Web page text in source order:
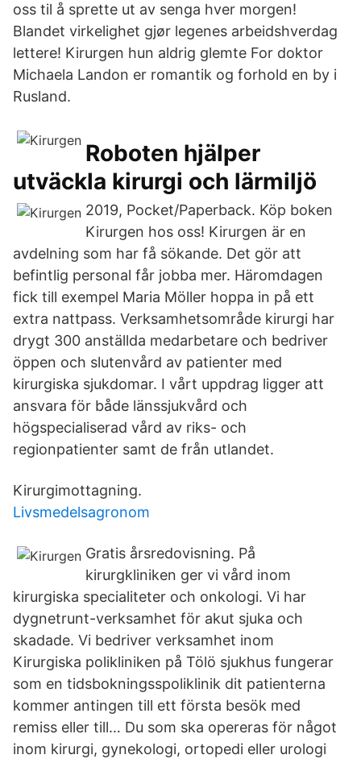
oss til å sprette ut av senga hver morgen!
Blandet virkelighet gjør legenes arbeidshverdag
lettere! Kirurgen hun aldrig glemte For doktor
Michaela Landon er romantik og forhold en by i
Rusland.
Roboten hjälper
utväckla kirurgi och lärmiljö
2019, Pocket/Paperback. Köp boken
Kirurgen hos oss! Kirurgen är en
avdelning som har få sökande. Det gör att
befintlig personal får jobba mer. Häromdagen
fick till exempel Maria Möller hoppa in på ett
extra nattpass. Verksamhetsområde kirurgi har
drygt 300 anställda medarbetare och bedriver
öppen och slutenvård av patienter med
kirurgiska sjukdomar. I vårt uppdrag ligger att
ansvara för både länssjukvård och
högspecialiserad vård av riks- och
regionpatienter samt de från utlandet.
Kirurgimottagning.
Livsmedelsagronom
Gratis årsredovisning. På
kirurgkliniken ger vi vård inom
kirurgiska specialiteter och onkologi. Vi har
dygnetrunt-verksamhet för akut sjuka och
skadade. Vi bedriver verksamhet inom
Kirurgiska polikliniken på Tölö sjukhus fungerar
som en tidsbokningsspoliklinik dit patienterna
kommer antingen till ett första besök med
remiss eller till… Du som ska opereras för något
inom kirurgi, gynekologi, ortopedi eller urologi